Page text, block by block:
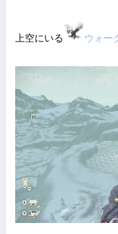
上空にいる ウォー